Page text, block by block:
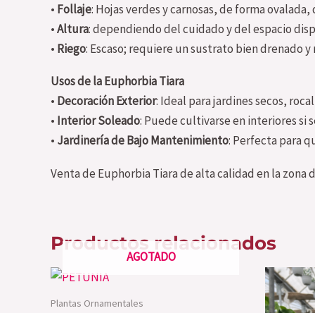
• Follaje: Hojas verdes y carnosas, de forma
•Altura: dependiendo del cuidado y del espacio
• Riego: Escaso; requiere un sustrato bien drenado
Usos de la Euphorbia Tiara
• Decoración Exterior: Ideal para jardines secos,
• Interior Soleado: Puede cultivarse en interiores si
• Jardinería de Bajo Mantenimiento: Perfecta para
Venta de Euphorbia Tiara de alta calidad en la zona
Productos relacionados
AGOTADO
Plantas Ornamentales